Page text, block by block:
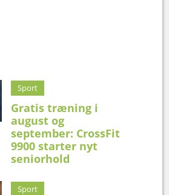
Sport
Gratis træning i
august og
september: CrossFit
9900 starter nyt
seniorhold
Sport